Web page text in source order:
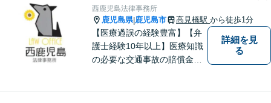
西鹿児島法律事務所
鹿児島県|鹿児島市 高見橋駅 から徒歩1分
【医療過誤の経験豊富】【弁
護士経験10年以上】医療知識
の必要な交通事故の賠償金請
詳細を見
る